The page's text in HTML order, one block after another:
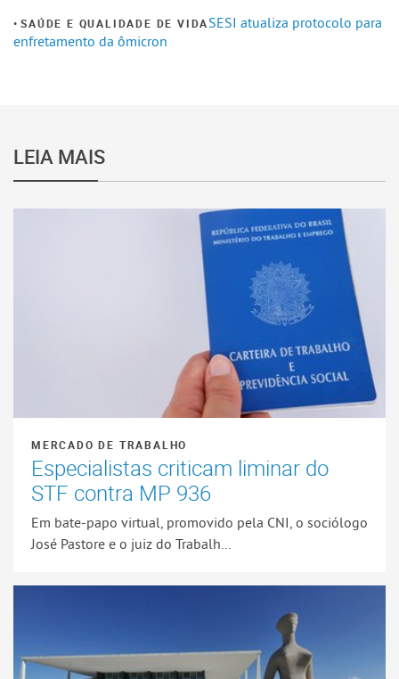
SAÚDE E QUALIDADE DE VIDASESI atualiza protocolo para
enfretamento da ômicron
LEIA MAIS
MERCADO DE TRABALHO
Especialistas criticam liminar do
STF contra MP 936
Em bate-papo virtual, promovido pela CNI, o sociólogo
José Pastore e o juiz do Trabalh...